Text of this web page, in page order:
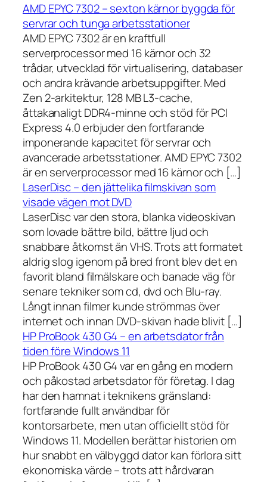
AMD EPYC 7302 – sexton kärnor byggda för
servrar och tunga arbetsstationer
AMD EPYC 7302 är en kraftfull
serverprocessor med 16 kärnor och 32
trådar, utvecklad för virtualisering, databaser
och andra krävande arbetsuppgifter. Med
Zen 2-arkitektur, 128 MB L3-cache,
åttakanaligt DDR4-minne och stöd för PCI
Express 4.0 erbjuder den fortfarande
imponerande kapacitet för servrar och
avancerade arbetsstationer. AMD EPYC 7302
är en serverprocessor med 16 kärnor och […]
LaserDisc – den jättelika filmskivan som
visade vägen mot DVD
LaserDisc var den stora, blanka videoskivan
som lovade bättre bild, bättre ljud och
snabbare åtkomst än VHS. Trots att formatet
aldrig slog igenom på bred front blev det en
favorit bland filmälskare och banade väg för
senare tekniker som cd, dvd och Blu-ray.
Långt innan filmer kunde strömmas över
internet och innan DVD-skivan hade blivit […]
HP ProBook 430 G4 – en arbetsdator från
tiden före Windows 11
HP ProBook 430 G4 var en gång en modern
och påkostad arbetsdator för företag. I dag
har den hamnat i teknikens gränsland:
fortfarande fullt användbar för
kontorsarbete, men utan officiellt stöd för
Windows 11. Modellen berättar historien om
hur snabbt en välbyggd dator kan förlora sitt
ekonomiska värde – trots att hårdvaran